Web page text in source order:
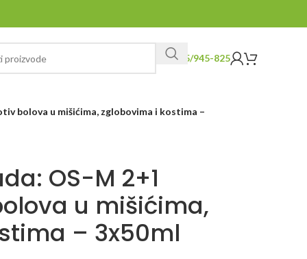
065/945-825
bolova u mišićima, zglobovima i kostima –
OS-M 2+1
u mišićima,
– 3x50ml